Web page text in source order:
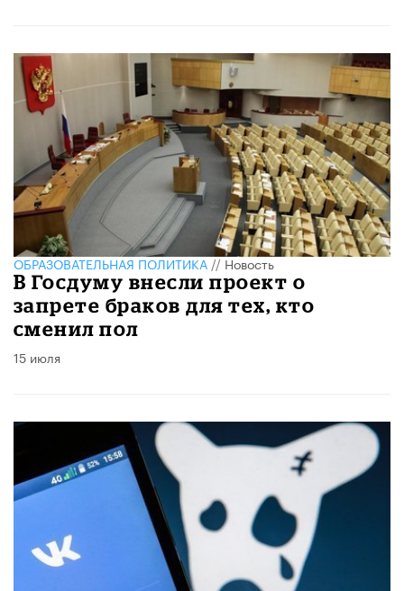
ОБРАЗОВАТЕЛЬНАЯ ПОЛИТИКА//Новость
В Госдуму внесли проект о
запрете браков для тех, кто
сменил пол
15 июля